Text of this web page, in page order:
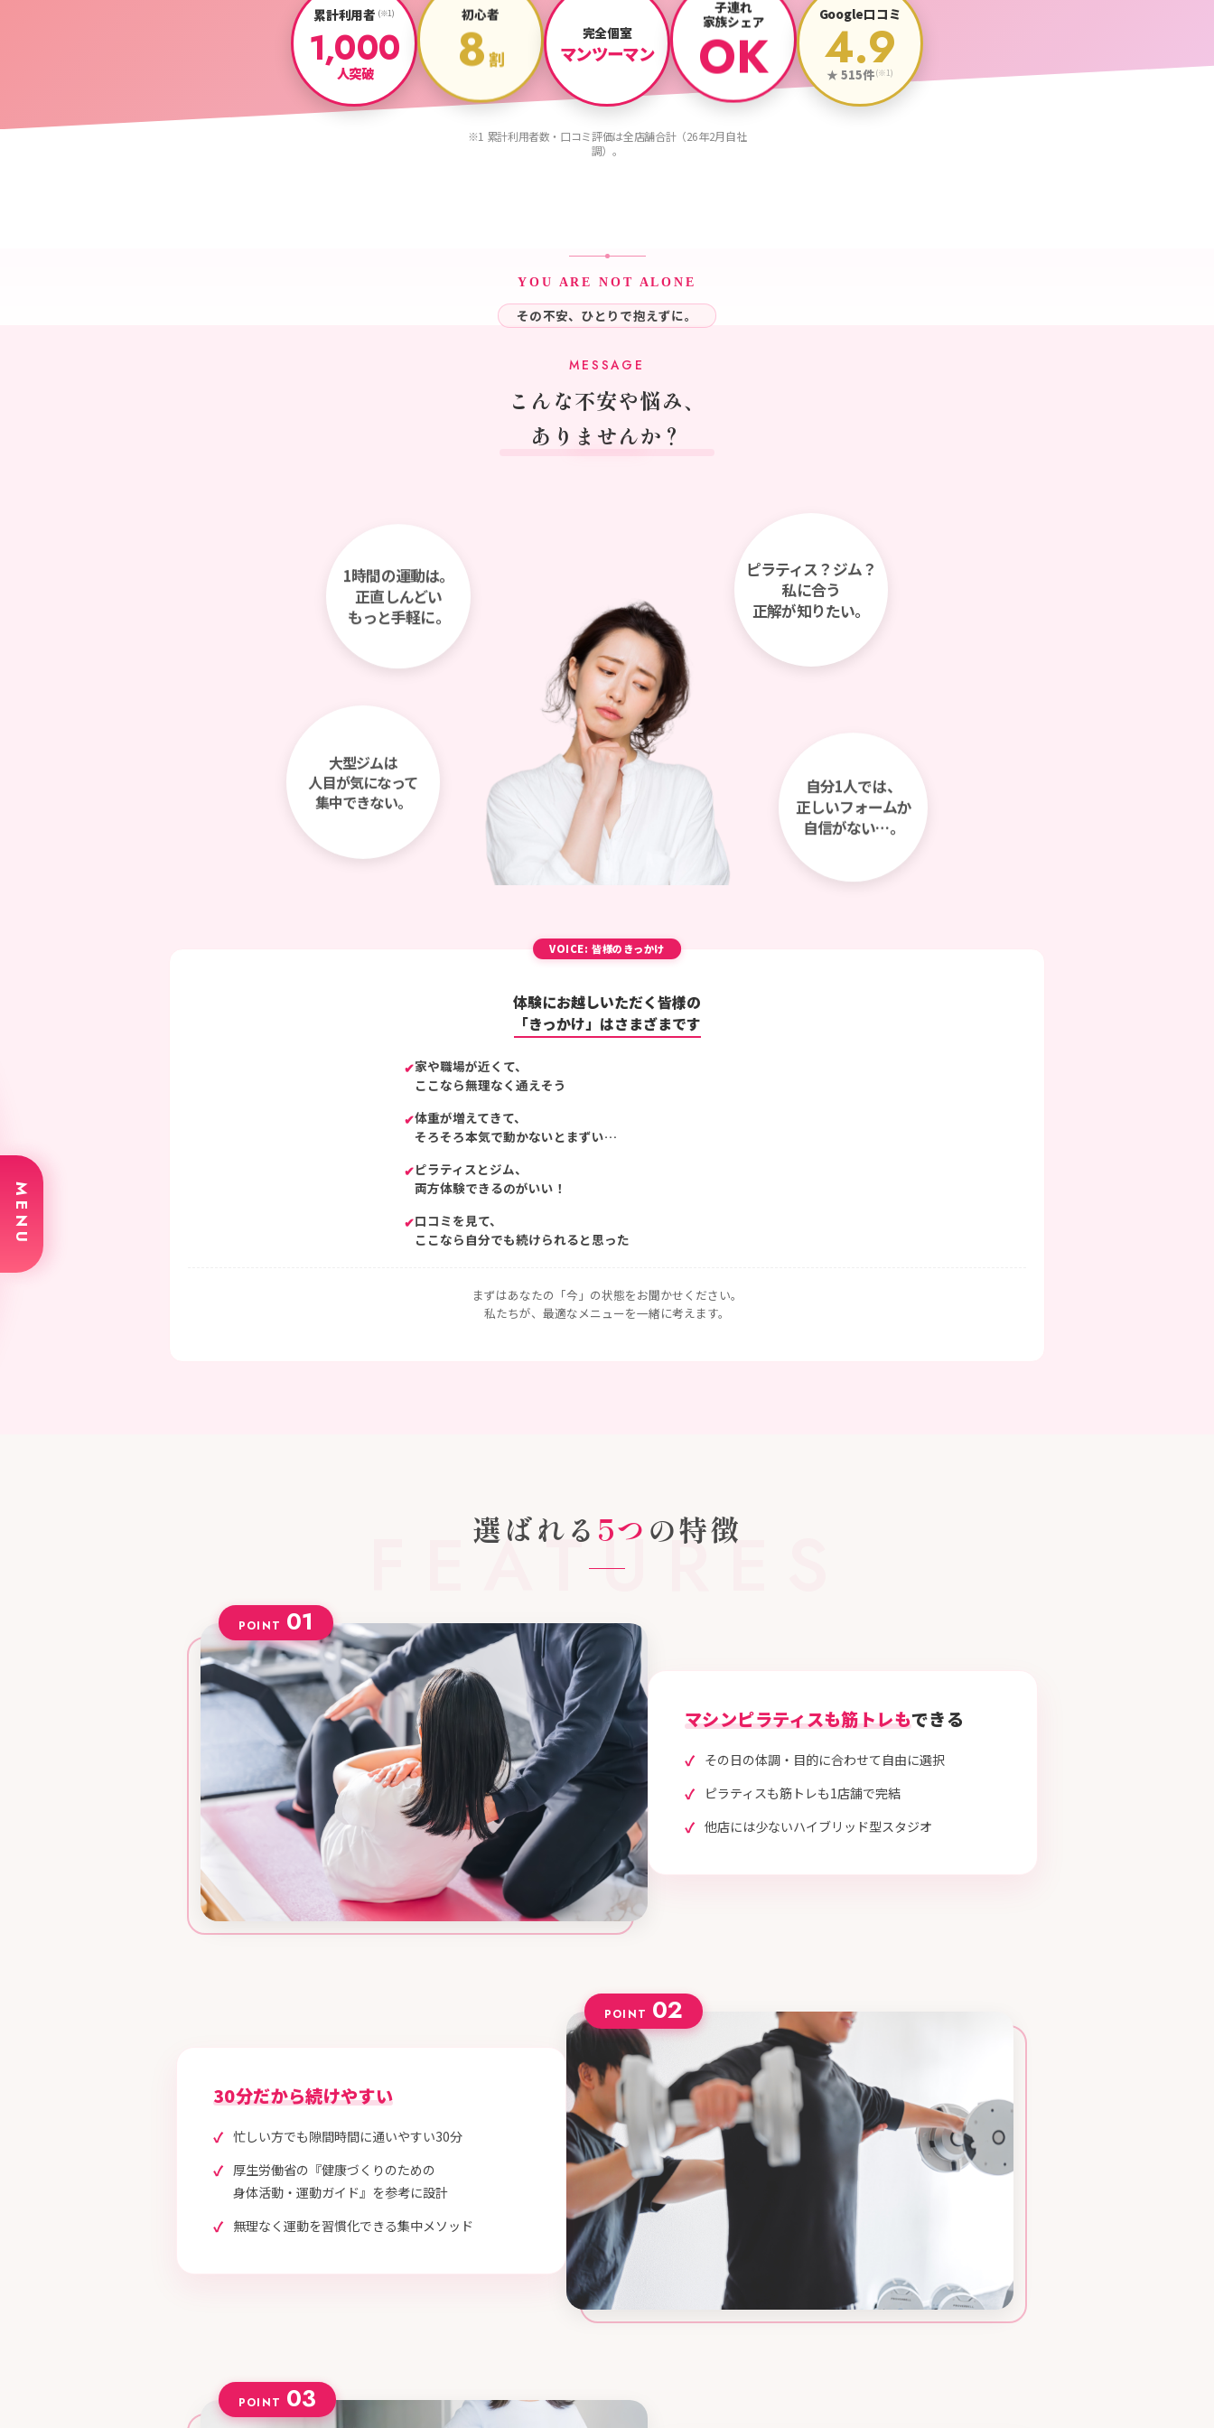
累計利用者 (※1)
1,000
人突破
初心者
8 割
完全個室
マンツーマン
子連れ
家族シェア
OK
Google口コミ
4.9
★ 515件(※1)
※1 累計利用者数・口コミ評価は全店舗合計（26年2月自社
調）。
YOU ARE NOT ALONE
その不安、ひとりで抱えずに。
こんな不安や悩み、
ありませんか？
1時間の運動は。
正直しんどい
もっと手軽に。
ピラティス？ジム？
私に合う
正解が知りたい。
大型ジムは
人目が気になって
集中できない。
自分1人では、
正しいフォームか
自信がない…。
体験にお越しいただく皆様の
「きっかけ」はさまざまです
✔家や職場が近くて、
ここなら無理なく通えそう
✔体重が増えてきて、
そろそろ本気で動かないとまずい…
✔ピラティスとジム、
両方体験できるのがいい！
✔口コミを見て、
ここなら自分でも続けられると思った
まずはあなたの「今」の状態をお聞かせください。
私たちが、最適なメニューを一緒に考えます。
選ばれる 5つの特徴
POINT 01
マシンピラティスも筋トレもできる
その日の体調・目的に合わせて 自由に選択
ピラティスも筋トレも1店舗で完結
他店には少ないハイブリッド型スタジオ
POINT 02
30分だから続けやすい
忙しい方でも隙間時間に通いやすい30分
厚生労働省の 『健康づくりのための
身体活動・運動ガイド』を参考に設計
無理なく運動を習慣化できる集中メソッド
POINT 03